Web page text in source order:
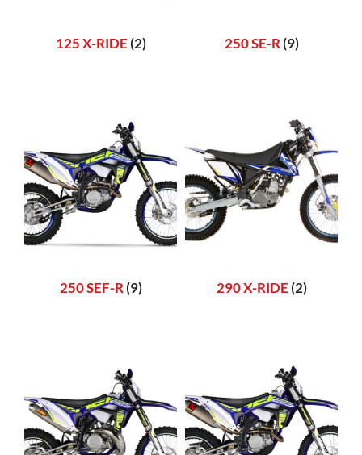
125 X-RIDE (2) 250 SE-R (9)
250 SEF-R (9) 290 X-RIDE (2)